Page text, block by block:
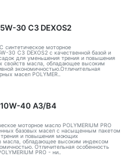
30 C3 DEXOS2
синтетическое моторное
30 C3 DEXOS2 с качественной базой и
для уменьшения трения и повышения
свойств масла, обладающее высоким
экономичностью.Отличительная
масел POLYMER..
10W-40 A3/B4
моторное масло POLYMERIUM PRO
базовых масел с насыщенным пакетом
и повышения моющих
масла, обладающее высоким индексом
Отличительная особенность
PRO - ни..